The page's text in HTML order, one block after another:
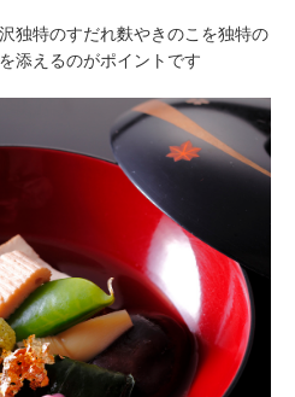
独特のすだれ麩やきのこを独特の
添えるのがポイントです